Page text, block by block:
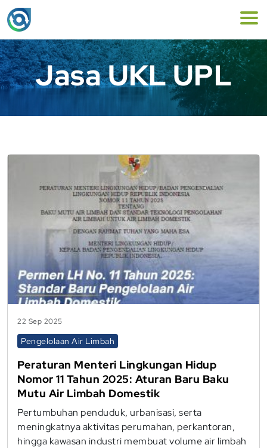
Jasa UKL UPL
22 Sep 2025
Pengelolaan Air Limbah
Peraturan Menteri Lingkungan Hidup
Nomor 11 Tahun 2025: Aturan Baru Baku
Mutu Air Limbah Domestik
Pertumbuhan penduduk, urbanisasi, serta
meningkatnya aktivitas perumahan, perkantoran,
hingga kawasan industri membuat volume air limbah